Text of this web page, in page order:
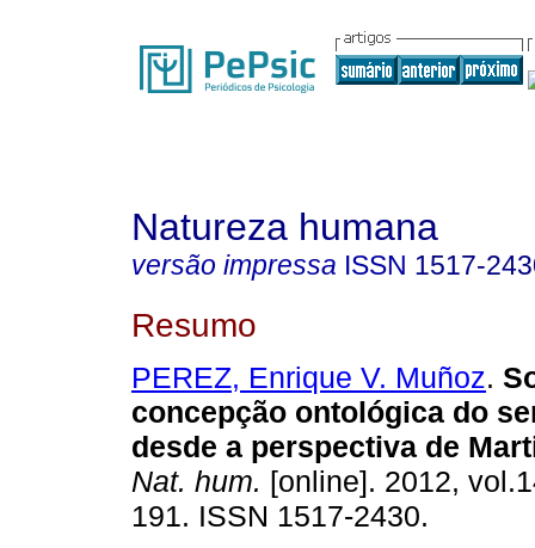
Natureza humana
versão impressa ISSN 1517-
Resumo
PEREZ, Enrique V. Muñoz.
concepção ontológica do
desde a perspectiva de
Nat. hum. [online]. 2012,
191. ISSN 1517-2430.